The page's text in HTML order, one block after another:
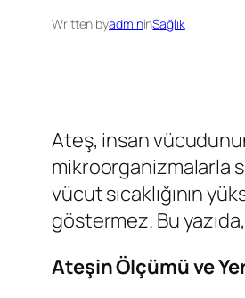
Written byadmininSağlık
Ateş, insan
mikroorganizmalarla
vücut sıcaklığının
göstermez. Bu
Ateşin Ölçümü ve